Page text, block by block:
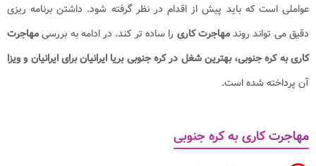
است که باید پیش از اقدام در نظر گرفته شود. داشتن برنامه ریزی
می تواند روندمهاجرت کاریرا ساده تر کند. در ادامه به بررسیمهاجرت
به کره جنوبی، بهترین شغل در کره جنوبی بریا ایرانیان برای ایرانیان و ویزا
پرداخته شده است.
کاری به کره جنوبی